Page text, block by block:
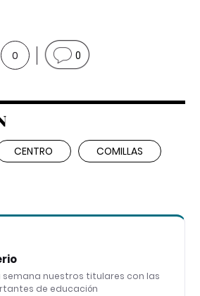
0 0
CENTRO COMILLAS
semana nuestros titulares con las
de educación